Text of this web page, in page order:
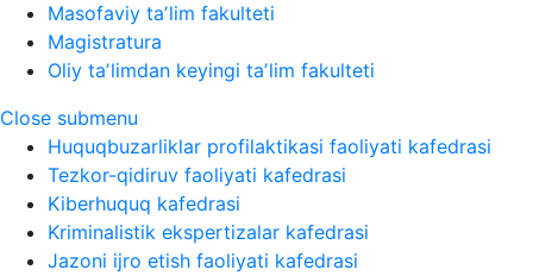
Masofaviy taʼlim fakulteti
Magistratura
Oliy taʼlimdan keyingi taʼlim fakulteti
Close submenu
Huquqbuzarliklar profilaktikasi faoliyati kafedrasi
Tezkor-qidiruv faoliyati kafedrasi
Kiberhuquq kafedrasi
Kriminalistik ekspertizalar kafedrasi
Jazoni ijro etish faoliyati kafedrasi